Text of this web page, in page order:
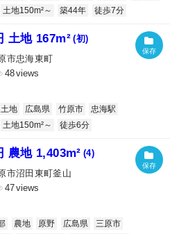
土地150m²～ 築44年 徒歩7分
土地 167m² (初)
市忠海東町
48
土地 広島県 竹原市
忠海駅
土地150m²～ 徒歩6分
農地 1,403m² (4)
市沼田東町釜山
47
農地 原野 広島県
三原市